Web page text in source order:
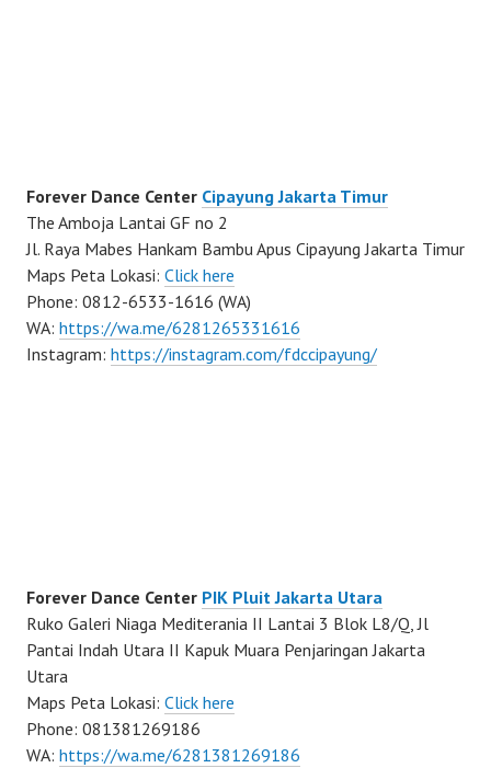
Forever Dance Center Cipayung Jakarta Timur
The Amboja Lantai GF no 2
Jl. Raya Mabes Hankam Bambu Apus Cipayung Jakarta Timur
Maps Peta Lokasi: Click here
Phone: 0812-6533-1616 (WA)
WA: https://wa.me/6281265331616
Instagram: https://instagram.com/fdccipayung/
Forever Dance Center PIK Pluit Jakarta Utara
Ruko Galeri Niaga Mediterania II Lantai 3 Blok L8/Q, Jl
Pantai Indah Utara II Kapuk Muara Penjaringan Jakarta
Utara
Maps Peta Lokasi: Click here
Phone: 081381269186
WA: https://wa.me/6281381269186